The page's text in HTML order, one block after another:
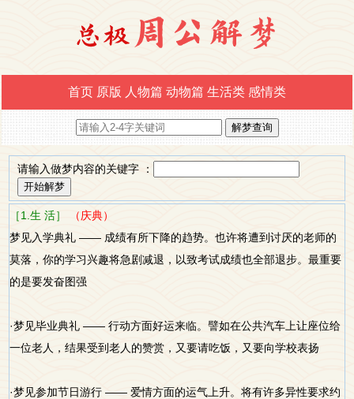
首页 原版 人物篇 动物篇 生活类 感情类
请输入做梦内容的关键字 ：
［1.生 活］
（庆典）
梦见入学典礼 —— 成绩有所下降的趋势。也许将遭到讨厌的老师的
莫落，你的学习兴趣将急剧减退，以致考试成绩也全部退步。最重要
的是要发奋图强
·梦见毕业典礼 —— 行动方面好运来临。譬如在公共汽车上让座位给
一位老人，结果受到老人的赞赏，又要请吃饭，又要向学校表扬
·梦见参加节日游行 —— 爱情方面的运气上升。将有许多异性要求约